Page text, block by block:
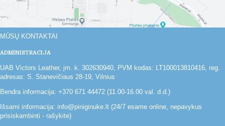
MŪSŲ KONTAKTAI
ADMINISTRACIJA
UAB Victors Leather, įm. k. 302630940, PVM kodas: LT100013810416, reg.
adresas: S. Stanevičiaus 28-19, Vilnius
Bendra informacija: +370 671 44472 (11.00-16.00 val. d.d.)
Išsami informacija: info@piniginuke.lt (24/7 esame online, nepavykus
prisiskambinti - rašykite)